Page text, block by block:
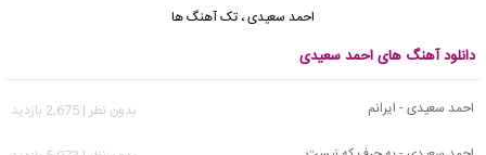
احمد سعیدی، تک آهنگ ها
دانلود آهنگ های احمد سعیدی
احمد سعیدی - ایرانم
بدون نظر | 2,675 بازدید